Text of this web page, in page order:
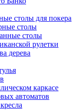
столы для покера
столы
столы
рулетки
дерева
каркасе
автоматов